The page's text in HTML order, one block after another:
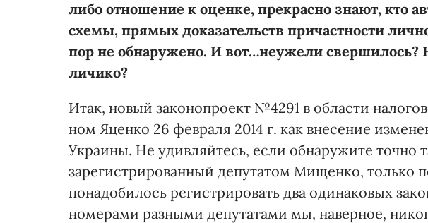
либо отношение к оценке, прекрасно знают, кто
схемы, прямых доказательств причастности
пор не обнаружено. И вот…неужели
личико?
Итак, новый законопроект №4291 в области
ном Яценко 26 февраля 2014 г. как внесение
Украины. Не удивляйтесь, если обнаружите точно
зарегистрированный депутатом Мищенко, только
понадобилось регистрировать два одинаковых
номерами разными депутатами мы, наверное,